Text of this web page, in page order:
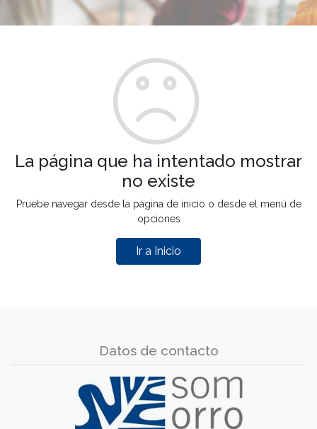
La página que ha intentado mostrar
no existe
Pruebe navegar desde la página de inicio o desde el menú de
opciones
Ir a Inicio
Datos de contacto